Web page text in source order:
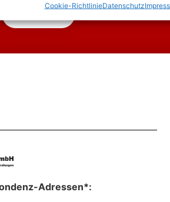
Cookie-RichtlinieDatenschutz
Adressen*: